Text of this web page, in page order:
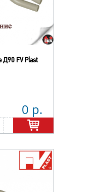
Д90 FV Plast
0 р.